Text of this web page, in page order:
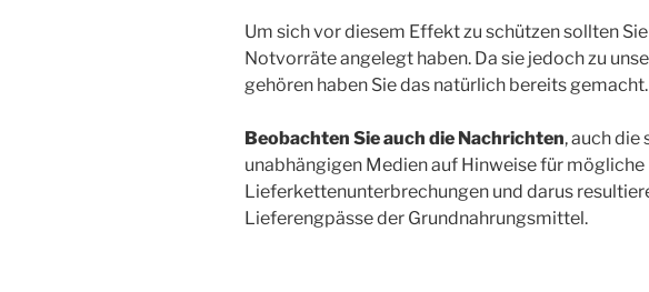
Um sich vor diesem Effekt zu schützen sollten
Notvorräte angelegt haben. Da sie jedoch zu
gehören haben Sie das natürlich bereits gemacht.
Beobachten Sie auch die Nachrichten, auch die
unabhängigen Medien auf Hinweise für mögliche
Lieferkettenunterbrechungen und darus
Lieferengpässe der Grundnahrungsmittel.